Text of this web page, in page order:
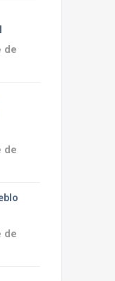
de
de
de